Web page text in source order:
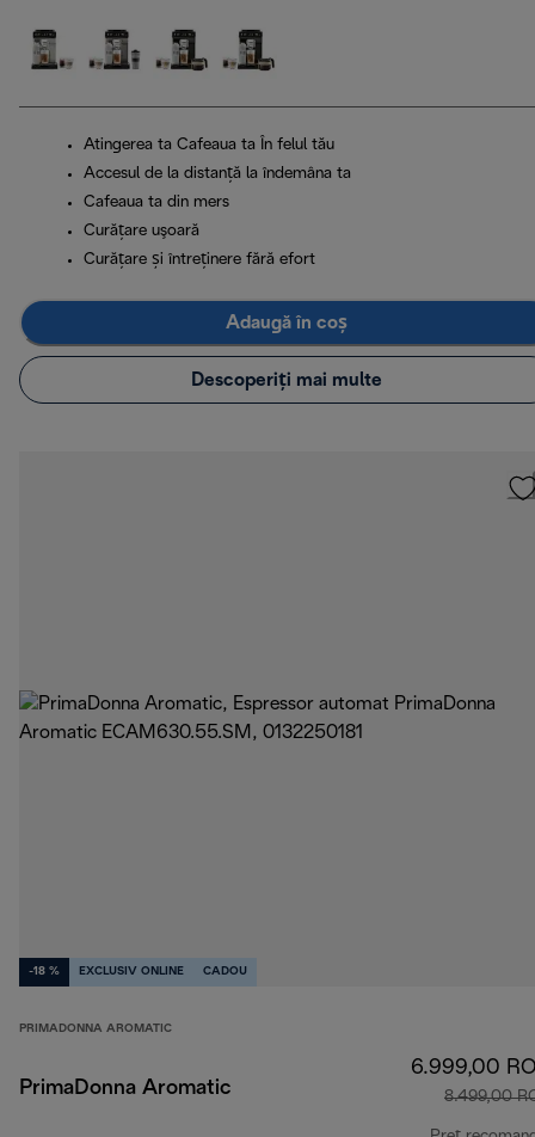
Atingerea ta Cafeaua ta În felul tău
Accesul de la distanță la îndemâna ta
Cafeaua ta din mers
Curăţare uşoară
Curățare și întreținere fără efort
Adaugă în coș
Descoperiți mai multe
-18 % EXCLUSIV ONLINE CADOU
PRIMADONNA AROMATIC
PrimaDonna Aromatic
6.999,00
8.499,00